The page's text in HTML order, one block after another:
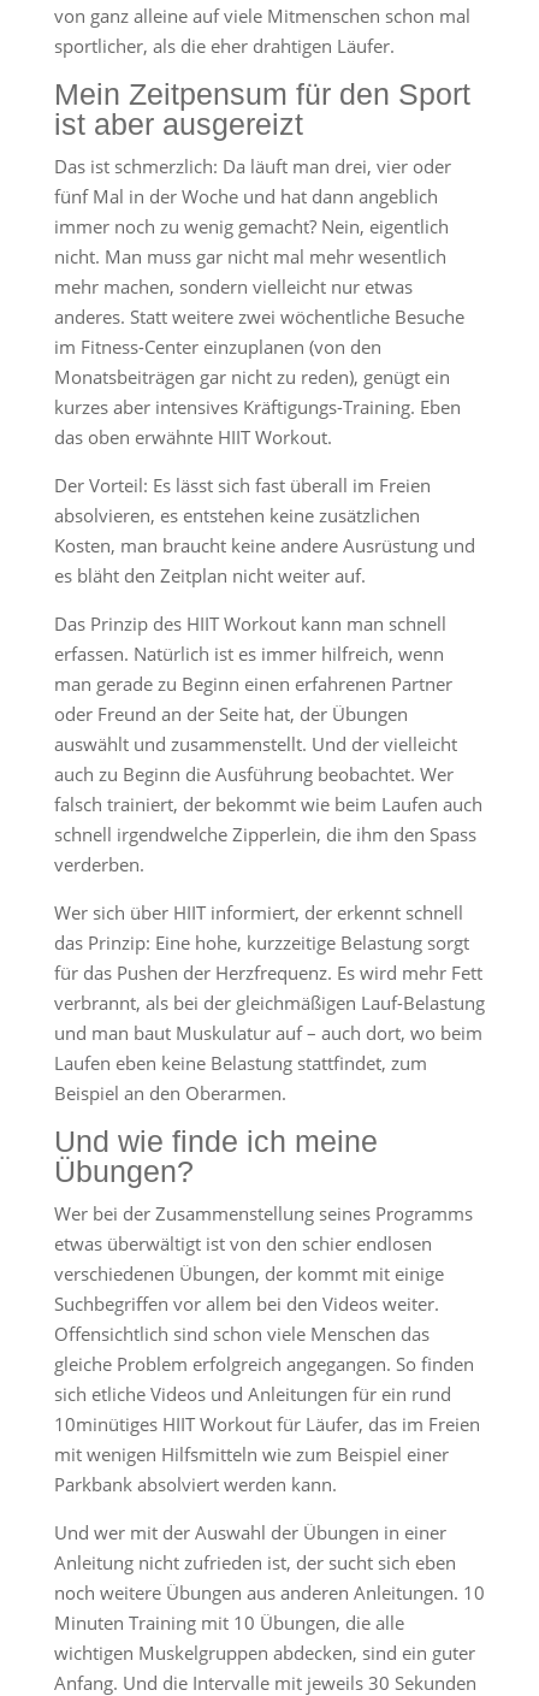
von ganz alleine auf viele Mitmenschen schon mal
sportlicher, als die eher drahtigen Läufer.
Mein Zeitpensum für den Sport
ist aber ausgereizt
Das ist schmerzlich: Da läuft man drei, vier oder
fünf Mal in der Woche und hat dann angeblich
immer noch zu wenig gemacht? Nein, eigentlich
nicht. Man muss gar nicht mal mehr wesentlich
mehr machen, sondern vielleicht nur etwas
anderes. Statt weitere zwei wöchentliche Besuche
im Fitness-Center einzuplanen (von den
Monatsbeiträgen gar nicht zu reden), genügt ein
kurzes aber intensives Kräftigungs-Training. Eben
das oben erwähnte HIIT Workout.
Der Vorteil: Es lässt sich fast überall im Freien
absolvieren, es entstehen keine zusätzlichen
Kosten, man braucht keine andere Ausrüstung und
es bläht den Zeitplan nicht weiter auf.
Das Prinzip des HIIT Workout kann man schnell
erfassen. Natürlich ist es immer hilfreich, wenn
man gerade zu Beginn einen erfahrenen Partner
oder Freund an der Seite hat, der Übungen
auswählt und zusammenstellt. Und der vielleicht
auch zu Beginn die Ausführung beobachtet. Wer
falsch trainiert, der bekommt wie beim Laufen auch
schnell irgendwelche Zipperlein, die ihm den Spass
verderben.
Wer sich über HIIT informiert, der erkennt schnell
das Prinzip: Eine hohe, kurzzeitige Belastung sorgt
für das Pushen der Herzfrequenz. Es wird mehr Fett
verbrannt, als bei der gleichmäßigen Lauf-Belastung
und man baut Muskulatur auf – auch dort, wo beim
Laufen eben keine Belastung stattfindet, zum
Beispiel an den Oberarmen.
Und wie finde ich meine
Übungen?
Wer bei der Zusammenstellung seines Programms
etwas überwältigt ist von den schier endlosen
verschiedenen Übungen, der kommt mit einige
Suchbegriffen vor allem bei den Videos weiter.
Offensichtlich sind schon viele Menschen das
gleiche Problem erfolgreich angegangen. So finden
sich etliche Videos und Anleitungen für ein rund
10minütiges HIIT Workout für Läufer, das im Freien
mit wenigen Hilfsmitteln wie zum Beispiel einer
Parkbank absolviert werden kann.
Und wer mit der Auswahl der Übungen in einer
Anleitung nicht zufrieden ist, der sucht sich eben
noch weitere Übungen aus anderen Anleitungen. 10
Minuten Training mit 10 Übungen, die alle
wichtigen Muskelgruppen abdecken, sind ein guter
Anfang. Und die Intervalle mit jeweils 30 Sekunden